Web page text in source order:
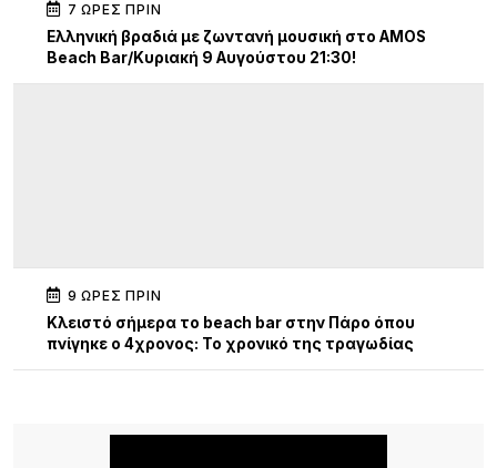
7 ΏΡΕΣ ΠΡΙΝ
Ελληνική βραδιά με ζωντανή μουσική στο AMOS
Beach Bar/Κυριακή 9 Αυγούστου 21:30!
9 ΏΡΕΣ ΠΡΙΝ
Κλειστό σήμερα το beach bar στην Πάρο όπου
πνίγηκε ο 4χρονος: Το χρονικό της τραγωδίας